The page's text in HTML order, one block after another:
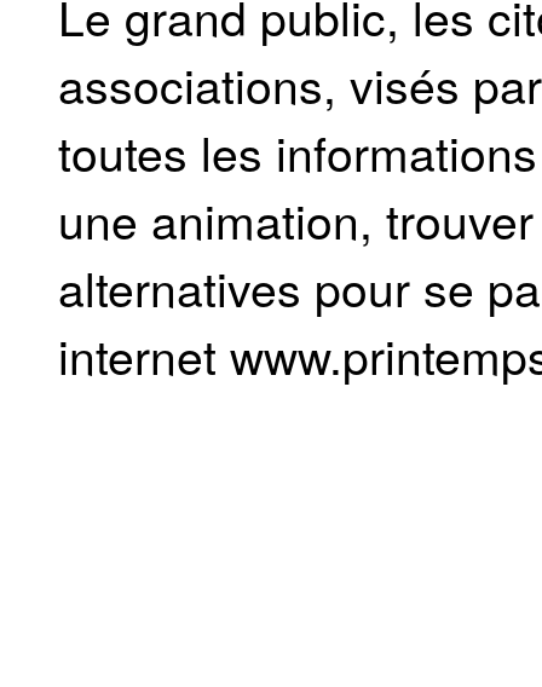
Le grand public, les
associations, visés
toutes les
une animation,
alternatives pour se
internet